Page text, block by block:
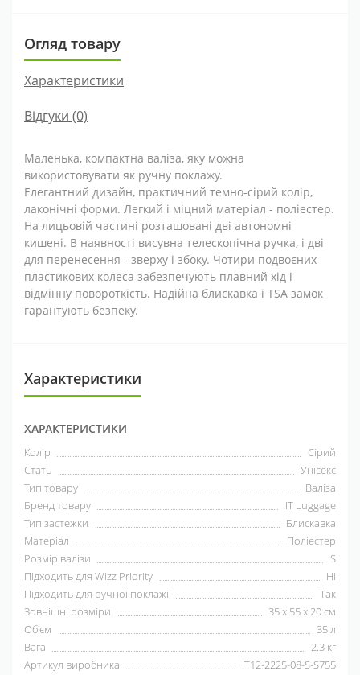
Огляд товару
Характеристики
Відгуки (0)
Маленька, компактна валіза, яку можна
використовувати як ручну поклажу.
Елегантний дизайн, практичний темно-сірий колір,
лаконічні форми. Легкий і міцний матеріал - поліестер.
На лицьовій частині розташовані дві автономні
кишені. В наявності висувна телескопічна ручка, і дві
для перенесення - зверху і збоку. Чотири подвоєних
пластикових колеса забезпечують плавний хід і
відмінну повороткість. Надійна блискавка і TSA замок
гарантують безпеку.
Характеристики
ХАРАКТЕРИСТИКИ
Колір
Сірий
Стать
Унісекс
Тип товару
Валіза
Бренд товару
IT Luggage
Тип застежки
Блискавка
Матеріал
Поліестер
Розмір валізи
S
Підходить для Wizz Priority
Ні
Підходить для ручної поклажі
Так
Зовнішні розміри
35 х 55 х 20 см
Об'єм
35 л
Вага
2.3 кг
Артикул виробника
IT12-2225-08-S-S755